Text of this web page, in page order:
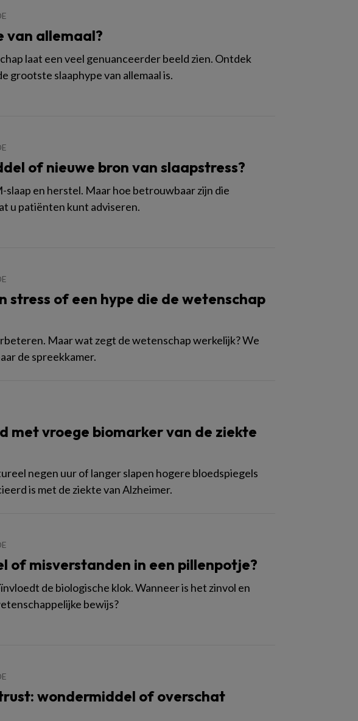
van allemaal?
laat een veel genuanceerder beeld zien. Ontdek
grootste slaaphype van allemaal is.
of nieuwe bron van slaapstress?
slaap en herstel. Maar hoe betrouwbaar zijn die
u patiënten kunt adviseren.
of een hype die de wetenschap
Maar wat zegt de wetenschap werkelijk? We
de spreekkamer.
met vroege biomarker van de ziekte
negen uur of langer slapen hogere bloedspiegels
is met de ziekte van Alzheimer.
of misverstanden in een pillenpotje?
de biologische klok. Wanneer is het zinvol en
bewijs?
wondermiddel of overschat